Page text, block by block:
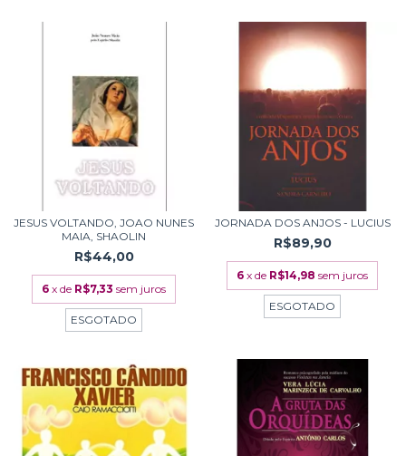
JESUS VOLTANDO, JOAO NUNES
MAIA, SHAOLIN
R$44,00
6 x de R$7,33 sem juros
ESGOTADO
JORNADA DOS ANJOS - LUCIUS
R$89,90
6 x de R$14,98 sem juros
ESGOTADO